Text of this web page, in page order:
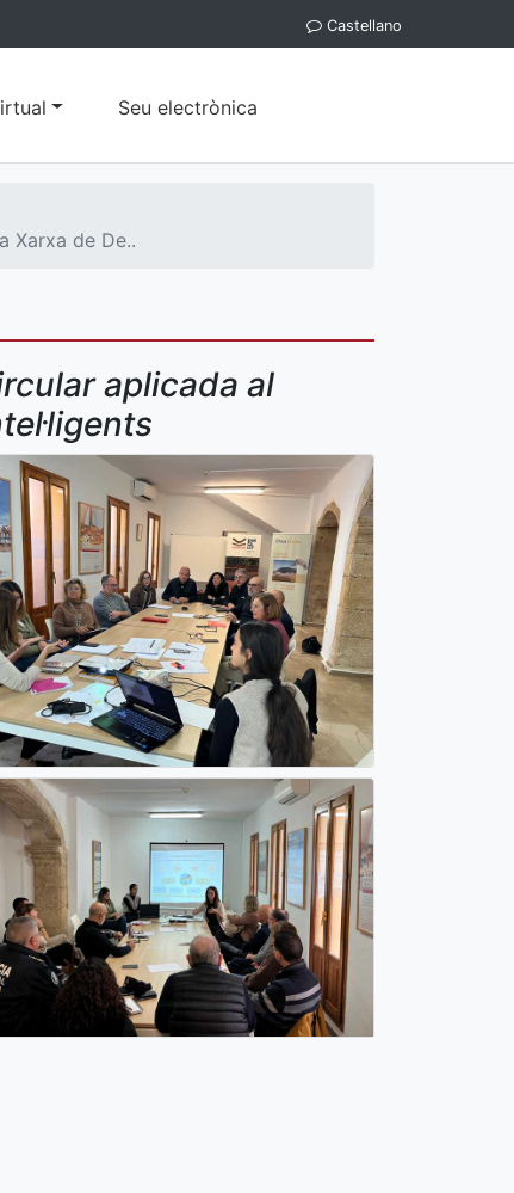
Castellano
Seu electrònica
Xarxa de De..
aplicada al